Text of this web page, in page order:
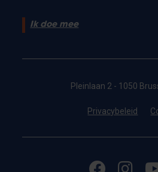
Ik doe mee
Pleinlaan 2 - 1050
Privacybeleid